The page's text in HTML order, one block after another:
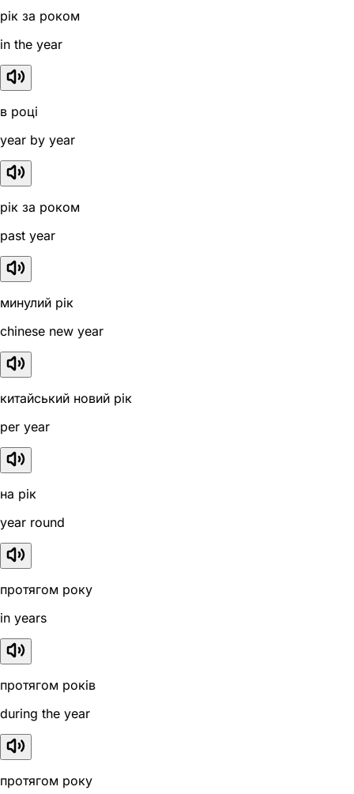
рік за роком
in the year
в році
year by year
рік за роком
past year
минулий рік
chinese new year
китайський новий рік
per year
на рік
year round
протягом року
in years
протягом років
during the year
протягом року